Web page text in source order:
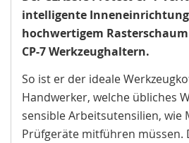
intelligente
hochwertigem
CP-7 Werkzeughaltern.
So ist er der ideale
Handwerker, welche übliches
sensible Arbeitsutensilien, wie
Prüfgeräte mitführen müssen.